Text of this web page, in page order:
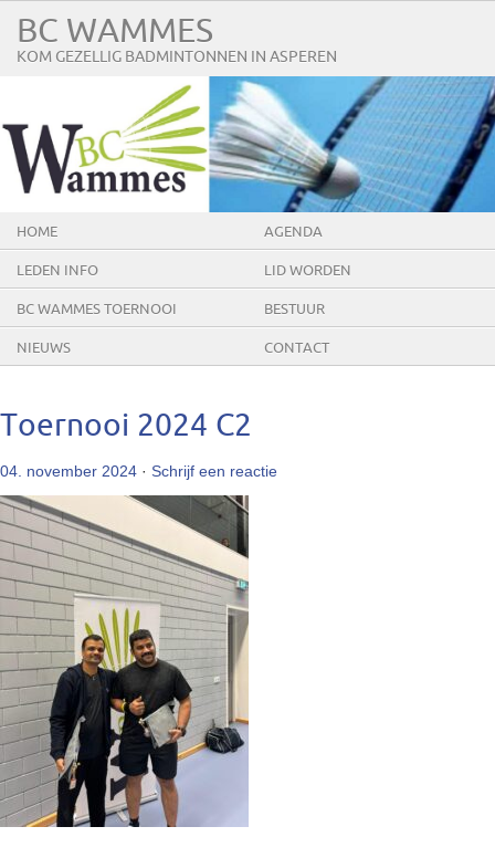
BC WAMMES
KOM GEZELLIG BADMINTONNEN IN ASPEREN
HOME AGENDA
LEDEN INFO LID WORDEN
BC WAMMES TOERNOOI BESTUUR
NIEUWS CONTACT
Toernooi 2024 C2
04. november 2024 · Schrijf een reactie